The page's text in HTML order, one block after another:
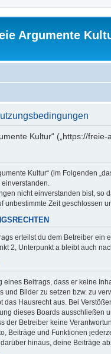
Argumente
Kultur“ („https://
Kultur“ (im Folgenden
nicht einverstanden bist, so
unbestimmte Zeit geschlossen
erteilst du dem Betreiber
2, Unterpunkt a bleibt auch
eines Beitrags, dass er keine
und Bilder zu setzen bzw. zu
das Hausrecht aus. Bei
dieses Boards ausschließen
der Betreiber keine
Beiträge und Funktionen
hinaus, deine Beiträge